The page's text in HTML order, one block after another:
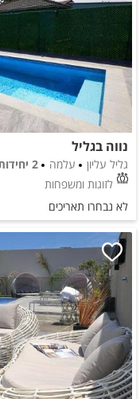
נווה בגליל
גליל עליון עלמה
2 יחידות
לזוגות ומשפחות
לא נבחרו תאריכים